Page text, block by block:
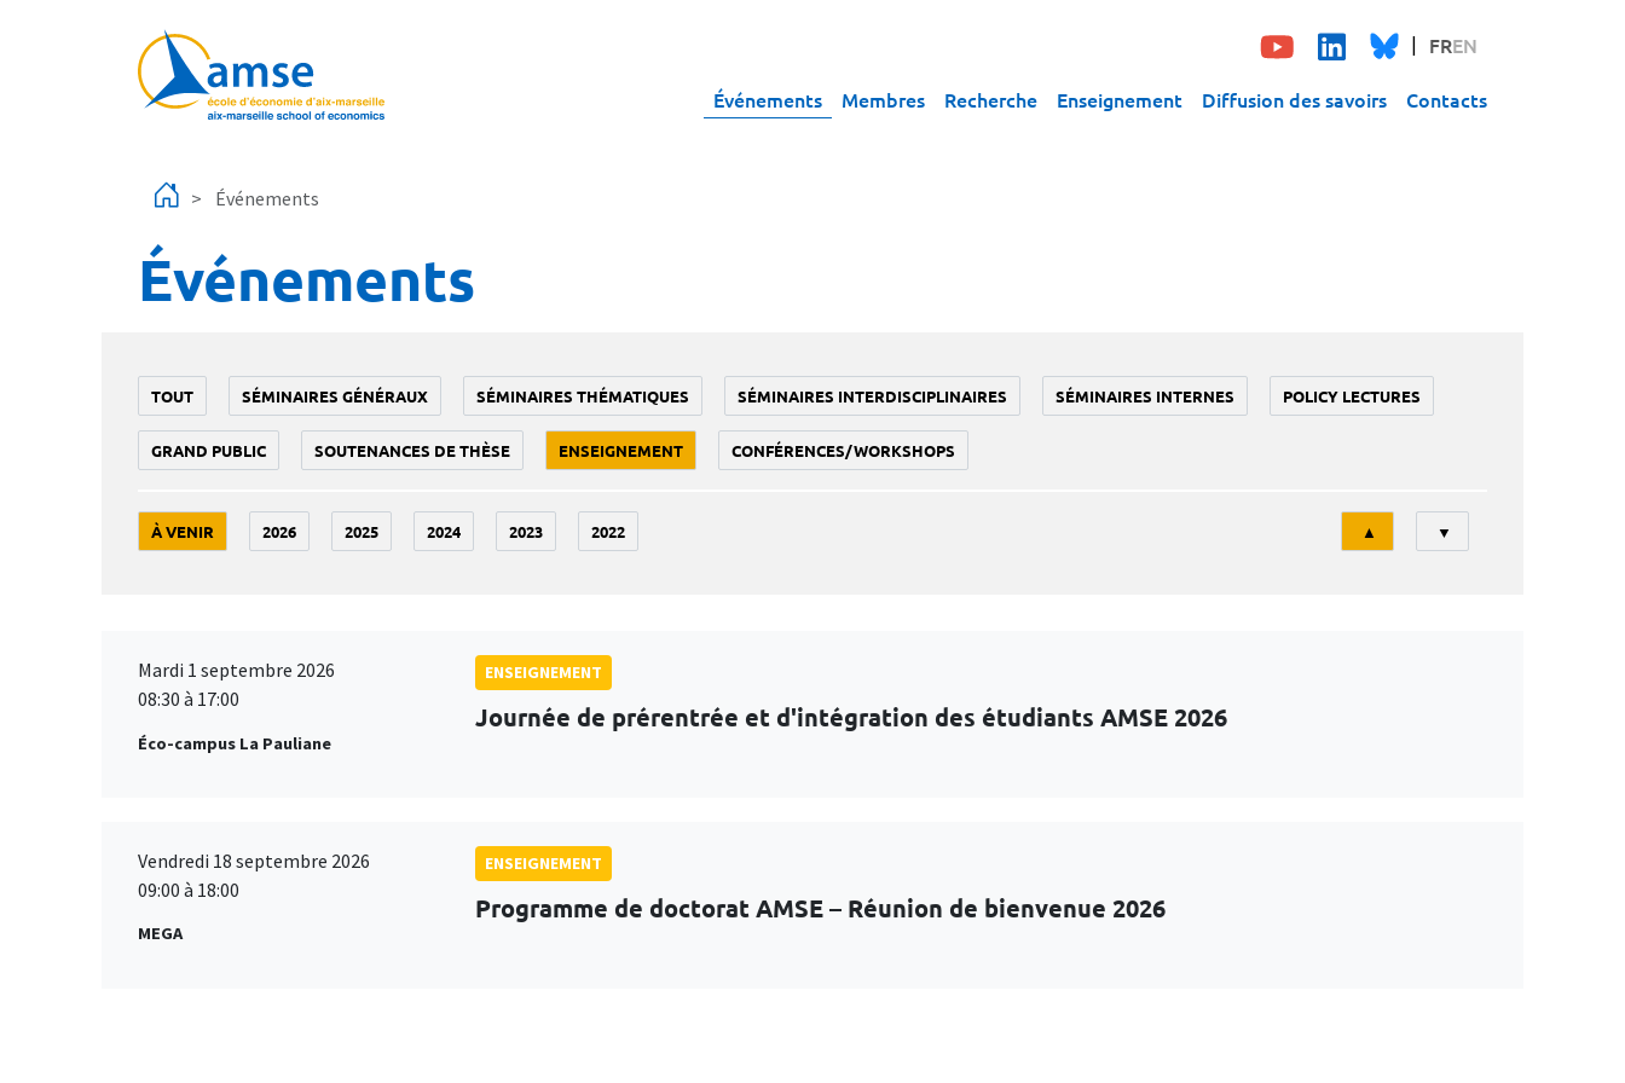
FREN
Événements Membres Recherche Enseignement Diffusion des savoirs Contacts
Événements
Événements
TOUT SÉMINAIRES GÉNÉRAUX SÉMINAIRES THÉMATIQUES SÉMINAIRES INTERDISCIPLINAIRES SÉMINAIRES INTERNES POLICY LECTURES
GRAND PUBLIC SOUTENANCES DE THÈSE ENSEIGNEMENT CONFÉRENCES/WORKSHOPS
À VENIR 2026 2025 2024 2023 2022
Tri
▲ ▼
Mardi 1 septembre 2026
08:30 à 17:00
Éco-campus La Pauliane
ENSEIGNEMENT
Journée de prérentrée et d'intégration des étudiants AMSE 2026
Vendredi 18 septembre 2026
09:00 à 18:00
MEGA
ENSEIGNEMENT
Programme de doctorat AMSE – Réunion de bienvenue 2026